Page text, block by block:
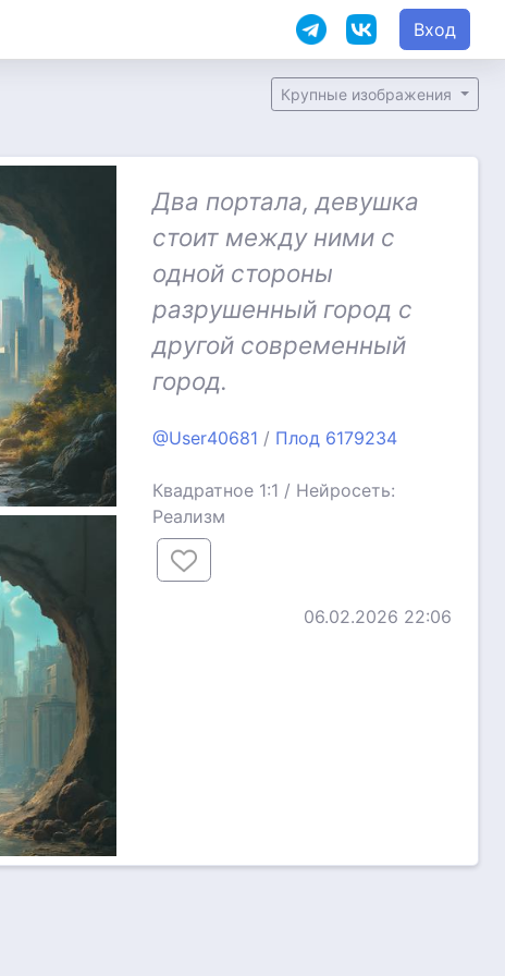
Вход
Крупные изображения
Два портала, девушка
стоит между ними с
одной стороны
разрушенный город с
другой современный
город.
@User40681 / Плод 6179234
Квадратное 1:1 / Нейросеть:
Реализм
06.02.2026 22:06